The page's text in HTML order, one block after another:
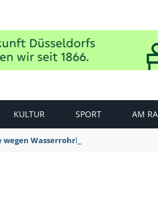
KULTUR SPORT AM
Wasserrohrbruch aufgehoben